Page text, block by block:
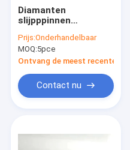
Diamanten
slijpppinnen
Prijs:Onderhandelbaar
MOQ:5pce
Ontvang de meest recente Prijs
Contact nu